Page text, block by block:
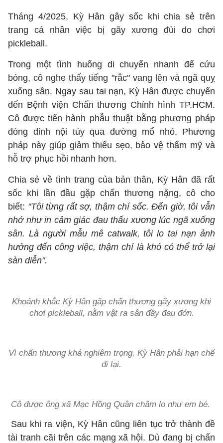
Tháng 4/2025, Kỳ Hân gây sốc khi chia sẻ trên
trang cá nhân việc bị gãy xương đùi do chơi
pickleball.
Trong một tình huống di chuyển nhanh để cứu
bóng, cô nghe thấy tiếng "rắc" vang lên và ngã quỵ
xuống sân. Ngay sau tai nạn, Kỳ Hân được chuyển
đến Bệnh viện Chấn thương Chỉnh hình TP.HCM.
Cô được tiến hành phẫu thuật bằng phương pháp
đóng đinh nội tủy qua đường mổ nhỏ. Phương
pháp này giúp giảm thiểu sẹo, bảo vệ thẩm mỹ và
hỗ trợ phục hồi nhanh hơn.
Chia sẻ về tình trang của bản thân, Kỳ Hân đã rất
sốc khi lần đầu gặp chấn thương nặng, cô cho
biết: "Tôi từng rất sợ, thậm chí sốc. Đến giờ, tôi vẫn
nhớ như in cảm giác đau thấu xương lúc ngã xuống
sân. Là người mẫu mê catwalk, tôi lo tai nạn ảnh
hưởng đến công việc, thậm chí là khó có thể trở lại
sàn diễn".
Khoảnh khắc Kỳ Hân gặp chấn thương gãy xương khi
chơi pickleball, nằm vật ra sân đầy đau đớn.
Vì chấn thương khá nghiêm trọng, Kỳ Hân phải hạn chế
đi lại.
Cô được ông xã Mạc Hồng Quân chăm lo như em bé.
Sau khi ra viện, Kỳ Hân cũng liên tục trở thành đề
tài tranh cãi trên các mạng xã hội. Dù đang bị chấn